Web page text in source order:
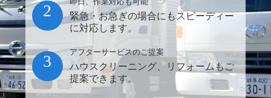
緊急・お急ぎの場合にもスピーディー
に対応します。
2
アフターサービスのご提案
ハウスクリーニング、リフォームもご
提案できます。
3